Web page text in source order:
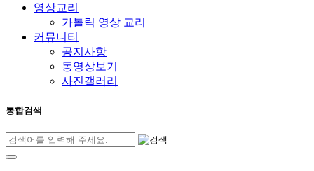
영상교리
가톨릭 영상 교리
커뮤니티
공지사항
동영상보기
사진갤러리
통합검색